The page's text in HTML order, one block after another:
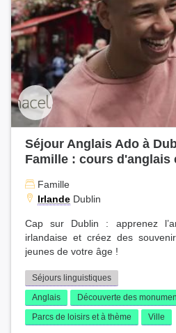
Séjour Anglais Ado à
Famille : cours d'anglais
Famille
Irlande Dublin
Cap sur Dublin : apprenez
irlandaise et créez des
jeunes de votre âge !
Séjours linguistiques
Anglais
Découverte des
Parcs de loisirs et à thème
Ville